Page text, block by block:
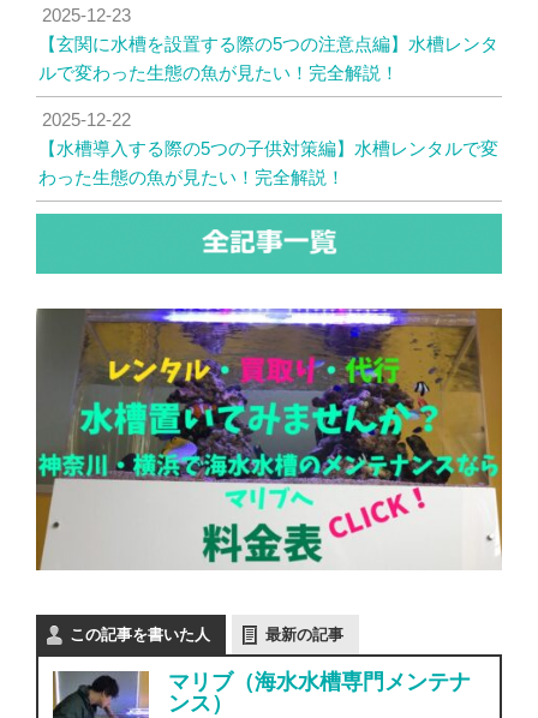
2025-12-23
【玄関に水槽を設置する際の5つの注意点編】水槽レンタ
ルで変わった生態の魚が見たい！完全解説！
2025-12-22
【水槽導入する際の5つの子供対策編】水槽レンタルで変
わった生態の魚が見たい！完全解説！
この記事を書いた人 最新の記事
マリブ（海水水槽専門メンテナ
ンス）